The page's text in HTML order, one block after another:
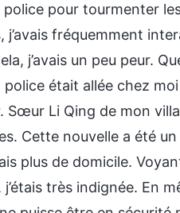
police pour tourmenter
fréquemment
j’avais un peu peur.
était allée chez
Sœur Li Qing de mon
Cette nouvelle a été
plus de domicile.
très indignée. En